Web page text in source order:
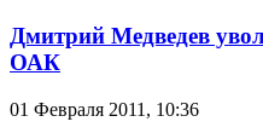
Дмитрий Медведев
ОАК
01 Февраля 2011, 10:36